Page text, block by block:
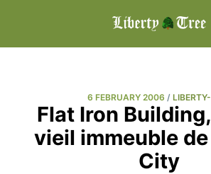
6 FEBRUARY 2006 /
Flat Iron
vieil immeuble
City